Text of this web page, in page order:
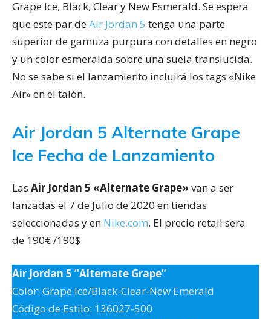
Grape Ice, Black, Clear y New Esmerald. Se espera
que este par deAir Jordan 5 tenga una parte
superior de gamuza purpura con detalles en negro
y un color esmeralda sobre una suela translucida.
No se sabe si el lanzamiento incluirá los tags «Nike
Air» en el talón.
Air Jordan 5 Alternate Grape
Ice Fecha de Lanzamiento
Las Air Jordan 5 «Alternate Grape» van a ser
lanzadas el 7 de Julio de 2020 en tiendas
seleccionadas y en Nike.com. El precio retail sera
de 190€ /190$.
Air Jordan 5 “Alternate Grape”
Color: Grape Ice/Black-Clear-New Emerald
Código de Estilo: 136027-500